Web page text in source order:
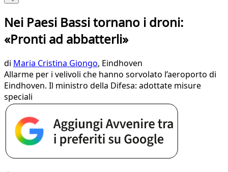
Nei Paesi Bassi tornano i droni:
«Pronti ad abbatterli»
di Maria Cristina Giongo, Eindhoven
Allarme per i velivoli che hanno sorvolato l’aeroporto di
Eindhoven. Il ministro della Difesa: adottate misure
speciali